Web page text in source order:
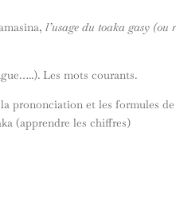
l’usage du toaka gasy (ou
Les mots courants.
prononciation et les formules
(apprendre les chiffres)